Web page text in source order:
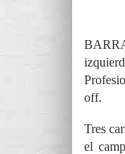
off.
Tres
el